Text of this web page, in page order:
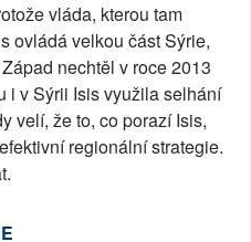
vláda, kterou tam
ovládá velkou část Sýrie,
nechtěl v roce 2013
i v Sýrii Isis využila selhání
velí, že to, co porazí Isis,
regionální strategie.